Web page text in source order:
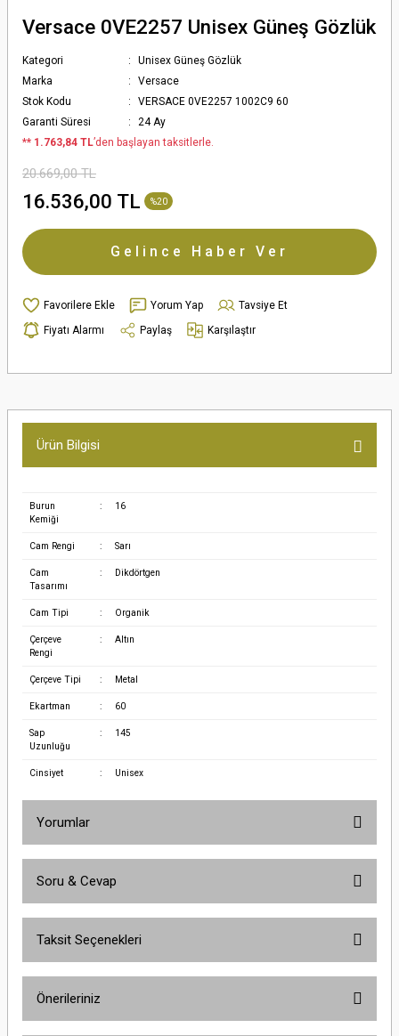
Versace 0VE2257 Unisex Güneş Gözlük
Kategori
Unisex Güneş Gözlük
Marka
Versace
Stok Kodu
VERSACE 0VE2257 1002C9 60
Garanti Süresi
24 Ay
** 1.763,84 TL’den başlayan taksitlerle.
20.669,00 TL
16.536,00 TL %20
Gelince Haber Ver
Yorum Yap
Tavsiye Et
Fiyatı Alarmı
Paylaş Karşılaştır
Ürün Bilgisi
Burun
Kemiği
: 16
Cam Rengi : Sarı
Cam
Tasarımı
: Dikdörtgen
Cam Tipi : Organik
Çerçeve
Rengi
: Altın
Çerçeve Tipi : Metal
Ekartman : 60
Sap
Uzunluğu
: 145
Cinsiyet : Unisex
Yorumlar
Soru & Cevap
Taksit Seçenekleri
Önerileriniz